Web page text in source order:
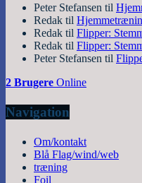
Peter Stefansen til
Redak til
Redak til Flipper:
Redak til Flipper:
Peter Stefansen til
2 Brugere Online
Navigation
Om/kontakt
Blå Flag/wind/web
træning
Foil